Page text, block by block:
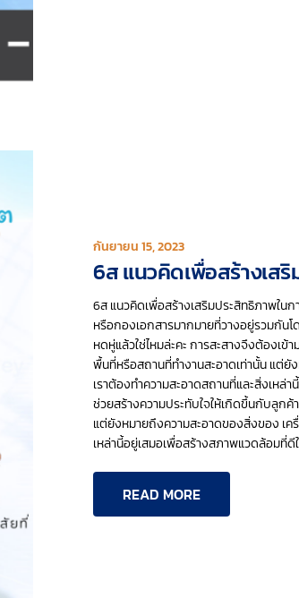
กันยายน 15, 2023
6ส แนวคิดเพื่อสร้างเส
6ส แนวคิดเพื่อสร้างเสริมประสิทธิภาพใน
หรือกองเอกสารมากมายที่วางอยู่รวมกัน
หดหู่แล้วใช่ไหมล่ะคะ การสะสางจึงต้องเ
พื้นที่หรือสถานที่ทำงานสะอาดเท่านั้น แต่ยั
เราต้องทำความสะอาดสถานที่และสิ่งเหล่
ช่วยสร้างความประทับใจให้เกิดขึ้นกับลูก
แต่ยังหมายถึงความสะอาดของสิ่งของ เค
เหล่านี้อยู่เสมอเพื่อสร้างสภาพแวดล้อมที่ดี
READ MORE